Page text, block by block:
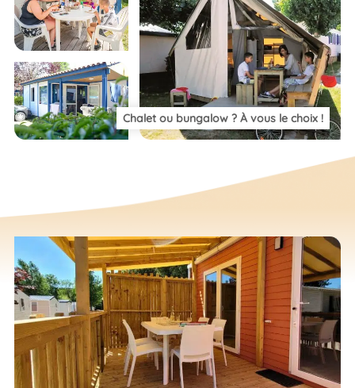
Chalet ou bungalow ? À vous le choix !